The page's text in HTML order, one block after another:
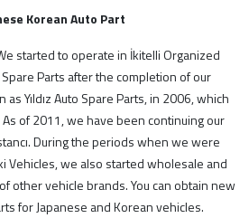
Korean Auto Part
started to operate in İkitelli Organized
Spare Parts after the completion of our
Yıldız Auto Spare Parts, in 2006, which
of 2011, we have been continuing our
During the periods when we were
Vehicles, we also started wholesale and
other vehicle brands. You can obtain new
for Japanese and Korean vehicles.